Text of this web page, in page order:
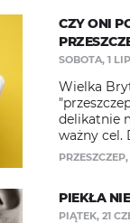
CZY ONI
SOBOTA, 1
Wielka
delikatnie
ważny cel.
PRZESZCZEP,
PIEKŁA
PIĄTEK, 21